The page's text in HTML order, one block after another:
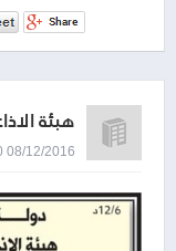
هبئة
08/12/2016 09:10 صباحاً